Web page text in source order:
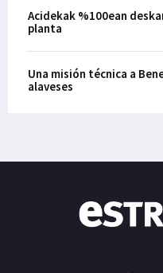
Acidekak %100ean
planta
Una misión técnica a
alaveses